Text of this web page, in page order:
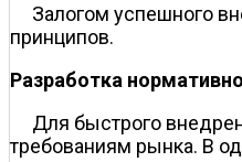
Залогом успешного
принципов.
Разработка
Для быстрого
требованиям рынка. В